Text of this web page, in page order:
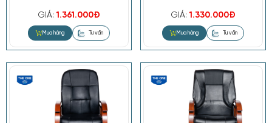
GIÁ:1.361.000Đ GIÁ:1.330.000Đ